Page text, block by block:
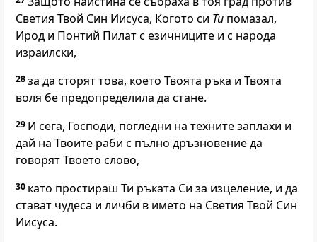
Светия Твой Син Иисуса, Когото си Ти помазал,
Ирод и Понтий Пилат с езичниците и с народа
израилски,
28за да сторят това, което Твоята ръка и Твоята
воля бе предопределила да стане.
29 И сега, Господи, погледни на техните заплахи и
дай на Твоите раби с пълно дръзновение да
говорят Твоето слово,
30 като простираш Ти ръката Си за изцеление, и да
стават чудеса и личби в името на Светия Твой Син
Иисуса.